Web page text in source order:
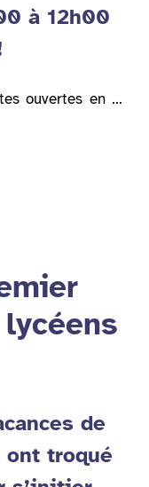
à 12h00
ouvertes en …
de
ont troqué